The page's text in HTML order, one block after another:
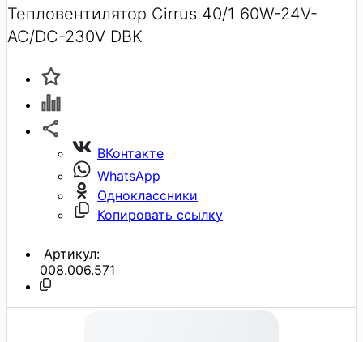
Тепловентилятор Cirrus 40/1 60W-24V-
AC/DC-230V DBK
ВКонтакте
WhatsApp
Одноклассники
Копировать ссылку
Артикул:
008.006.571